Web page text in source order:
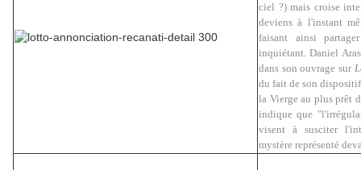
ciel ?) mais croise
deviens à l'instant
faisant ainsi
inquiétant. Daniel
dans son ouvrage sur
du fait de son
la Vierge au plus prêt
indique que
visent à susciter
mystère représenté